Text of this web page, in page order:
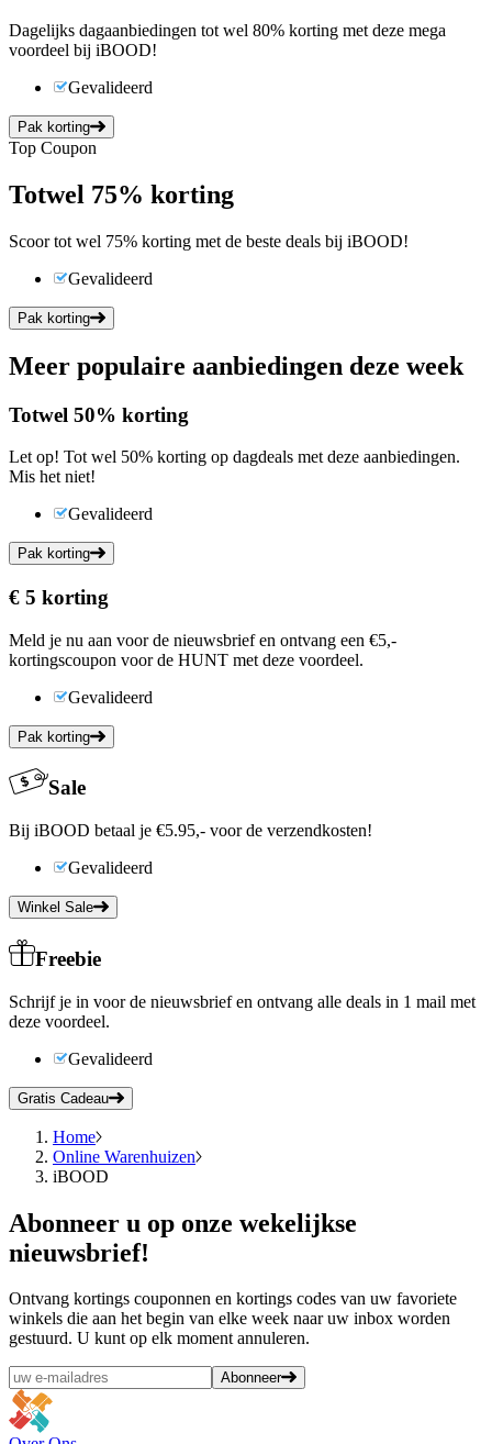
Dagelijks dagaanbiedingen tot wel 80% korting met deze mega
voordeel bij iBOOD!
Gevalideerd
Pak korting
Top Coupon
Totwel 75% korting
Scoor tot wel 75% korting met de beste deals bij iBOOD!
Gevalideerd
Pak korting
Meer populaire aanbiedingen deze week
Totwel 50% korting
Let op! Tot wel 50% korting op dagdeals met deze aanbiedingen.
Mis het niet!
Gevalideerd
Pak korting
€ 5 korting
Meld je nu aan voor de nieuwsbrief en ontvang een €5,-
kortingscoupon voor de HUNT met deze voordeel.
Gevalideerd
Pak korting
Sale
Bij iBOOD betaal je €5.95,- voor de verzendkosten!
Gevalideerd
Winkel Sale
Freebie
Schrijf je in voor de nieuwsbrief en ontvang alle deals in 1 mail met
deze voordeel.
Gevalideerd
Gratis Cadeau
Home
Online Warenhuizen
iBOOD
Abonneer u op onze wekelijkse
nieuwsbrief!
Ontvang kortings couponnen en kortings codes van uw favoriete
winkels die aan het begin van elke week naar uw inbox worden
gestuurd. U kunt op elk moment annuleren.
Abonneer